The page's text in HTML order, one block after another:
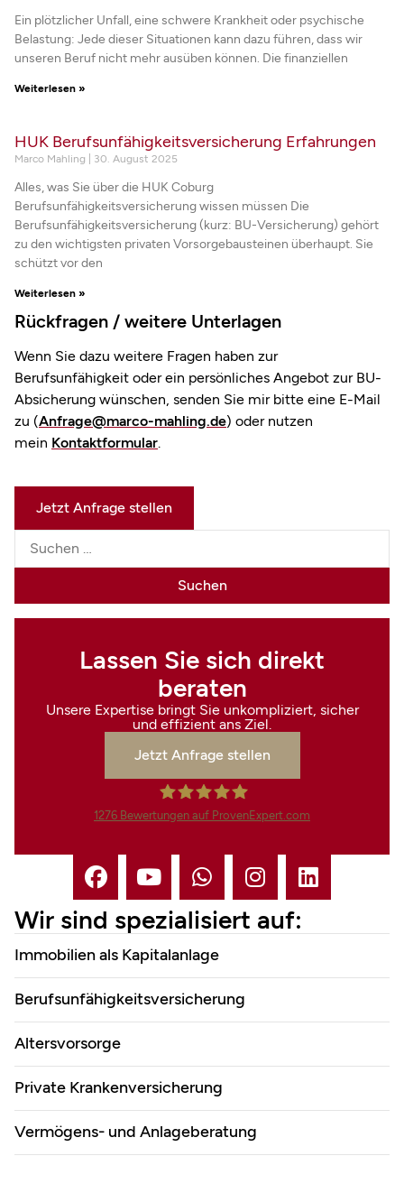
Ein plötzlicher Unfall, eine schwere Krankheit oder psychische
Belastung: Jede dieser Situationen kann dazu führen, dass wir
unseren Beruf nicht mehr ausüben können. Die finanziellen
Weiterlesen »
HUK Berufsunfähigkeitsversicherung Erfahrungen
Marco Mahling 30. August 2025
Alles, was Sie über die HUK Coburg
Berufsunfähigkeitsversicherung wissen müssen Die
Berufsunfähigkeitsversicherung (kurz: BU-Versicherung) gehört
zu den wichtigsten privaten Vorsorgebausteinen überhaupt. Sie
schützt vor den
Weiterlesen »
Rückfragen / weitere Unterlagen
Wenn Sie dazu weitere Fragen haben zur
Berufsunfähigkeit oder ein persönliches Angebot zur BU-
Absicherung wünschen, senden Sie mir bitte eine E-Mail
zu (Anfrage@marco-mahling.de) oder nutzen
mein Kontaktformular.
Jetzt Anfrage stellen
Lassen Sie sich direkt
beraten
Unsere Expertise bringt Sie unkompliziert, sicher
und effizient ans Ziel.
Jetzt Anfrage stellen
Mahling GmbH &Co.KG
1276 Bewertungen auf ProvenExpert.com
Wir sind spezialisiert auf:
Immobilien als Kapitalanlage
Berufsunfähigkeitsversicherung
Altersvorsorge
Private Krankenversicherung
Vermögens- und Anlageberatung